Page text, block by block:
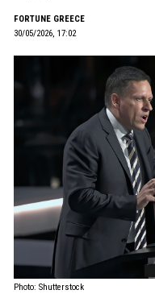
FORTUNE GREECE
30/05/2026, 17:02
Photo: Shutterstock